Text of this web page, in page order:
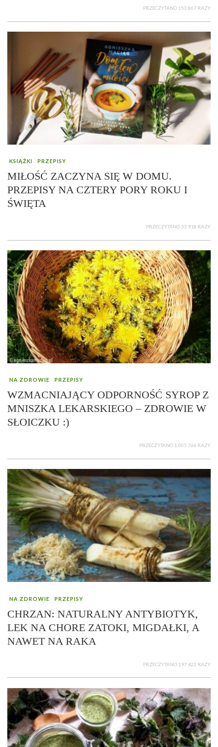
PRZECZYTANO 153 867 RAZY
KSIĄŻKI PRZEPISY
MIŁOŚĆ ZACZYNA SIĘ W DOMU.
PRZEPISY NA CZTERY PORY ROKU I
ŚWIĘTA
PRZECZYTANO 33 918 RAZY
NA ZDROWIE PRZEPISY
WZMACNIAJĄCY ODPORNOŚĆ SYROP Z
MNISZKA LEKARSKIEGO – ZDROWIE W
SŁOICZKU :)
PRZECZYTANO 1 005 766 RAZY
NA ZDROWIE PRZEPISY
CHRZAN: NATURALNY ANTYBIOTYK,
LEK NA CHORE ZATOKI, MIGDAŁKI, A
NAWET NA RAKA
PRZECZYTANO 197 422 RAZY